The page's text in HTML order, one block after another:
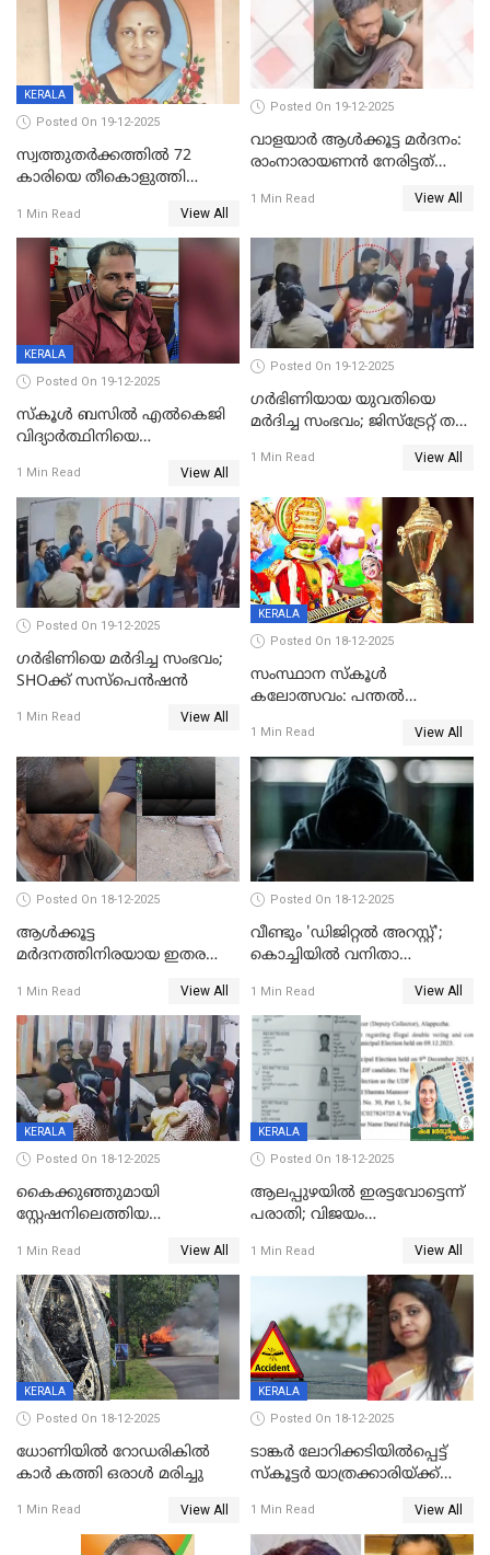
KERALA
Posted On 19-12-2025
സ്വത്തുതര്‍ക്കത്തില്‍ 72
കാരിയെ തീകൊളുത്തി
ക്രൂരകൊലപാതകത്തില്‍
സഹോദരിപുത്രന് ജീവപര്യന്തം
1 Min Read View All
Posted On 19-12-2025
വാളയാർ ആൾക്കൂട്ട മർദനം:
രാംനാരായണൻ നേരിട്ടത്
നാൽപ്പതിലേറെ
റിപ്പോർട്ട്
1 Min Read View All
KERALA
Posted On 19-12-2025
സ്കൂൾ ബസിൽ എൽകെജി
വിദ്യാര്‍ത്ഥിനിയെ
ക്ലീനര്‍ പിടിയിൽ
1 Min Read View All
Posted On 19-12-2025
ഗര്‍ഭിണിയായ യുവതിയെ
മര്‍ദിച്ച സംഭവം; ജിസ്‌ട്രേറ്റ് തല
യുവതി
1 Min Read View All
Posted On 19-12-2025
ഗര്‍ഭിണിയെ മർദിച്ച സംഭവം;
SHOക്ക് സസ്പെൻഷൻ
1 Min Read View All
KERALA
Posted On 18-12-2025
സംസ്ഥാന സ്കൂൾ
കലോത്സവം: പന്തൽ
1 Min Read View All
Posted On 18-12-2025
ആൾക്കൂട്ട
മർദനത്തിനിരയായ ഇതര
നടുക്കുന്ന സംഭവം
വാളയാറിൽ
1 Min Read View All
Posted On 18-12-2025
വീണ്ടും 'ഡിജിറ്റല്‍ അറസ്റ്റ്';
കൊച്ചിയില്‍ വനിതാ
കോടി രൂപ
1 Min Read View All
KERALA
Posted On 18-12-2025
കൈക്കുഞ്ഞുമായി
സ്റ്റേഷനിലെത്തിയ
കരണത്തടിച്ചു; CC ടിവി
ദൃശ്യങ്ങൾ പുറത്ത്
1 Min Read View All
KERALA
Posted On 18-12-2025
ആലപ്പുഴയിൽ ഇരട്ടവോട്ടെന്ന്
പരാതി; വിജയം
വാർഡിലെ എൽഡിഎഫ്
സ്ഥാനാർത്ഥി
1 Min Read View All
KERALA
Posted On 18-12-2025
ധോണിയിൽ റോഡരികിൽ
കാർ കത്തി ഒരാൾ മരിച്ചു
1 Min Read View All
KERALA
Posted On 18-12-2025
ടാങ്കർ ലോറിക്കടിയിൽപ്പെട്ട്
സ്കൂട്ടർ യാത്രക്കാരിയ്ക്ക്
കണ്ടോത്ത് ദേശീയ പാതയിൽ
1 Min Read View All